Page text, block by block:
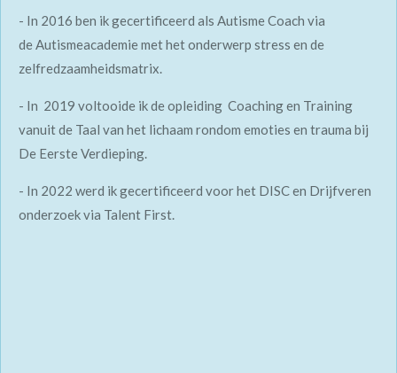
- In 2016 ben ik gecertificeerd als Autisme Coach via
de Autismeacademie met het onderwerp stress en de
zelfredzaamheidsmatrix.
- In 2019 voltooide ik de opleiding Coaching en Training
vanuit de Taal van het lichaam rondom emoties en trauma bij
De Eerste Verdieping.
- In 2022 werd ik gecertificeerd voor het DISC en Drijfveren
onderzoek via Talent First.